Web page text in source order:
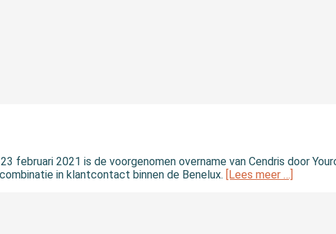
februari 2021 is de voorgenomen overname van Cendris door
in klantcontact binnen de Benelux. [Lees meer …]